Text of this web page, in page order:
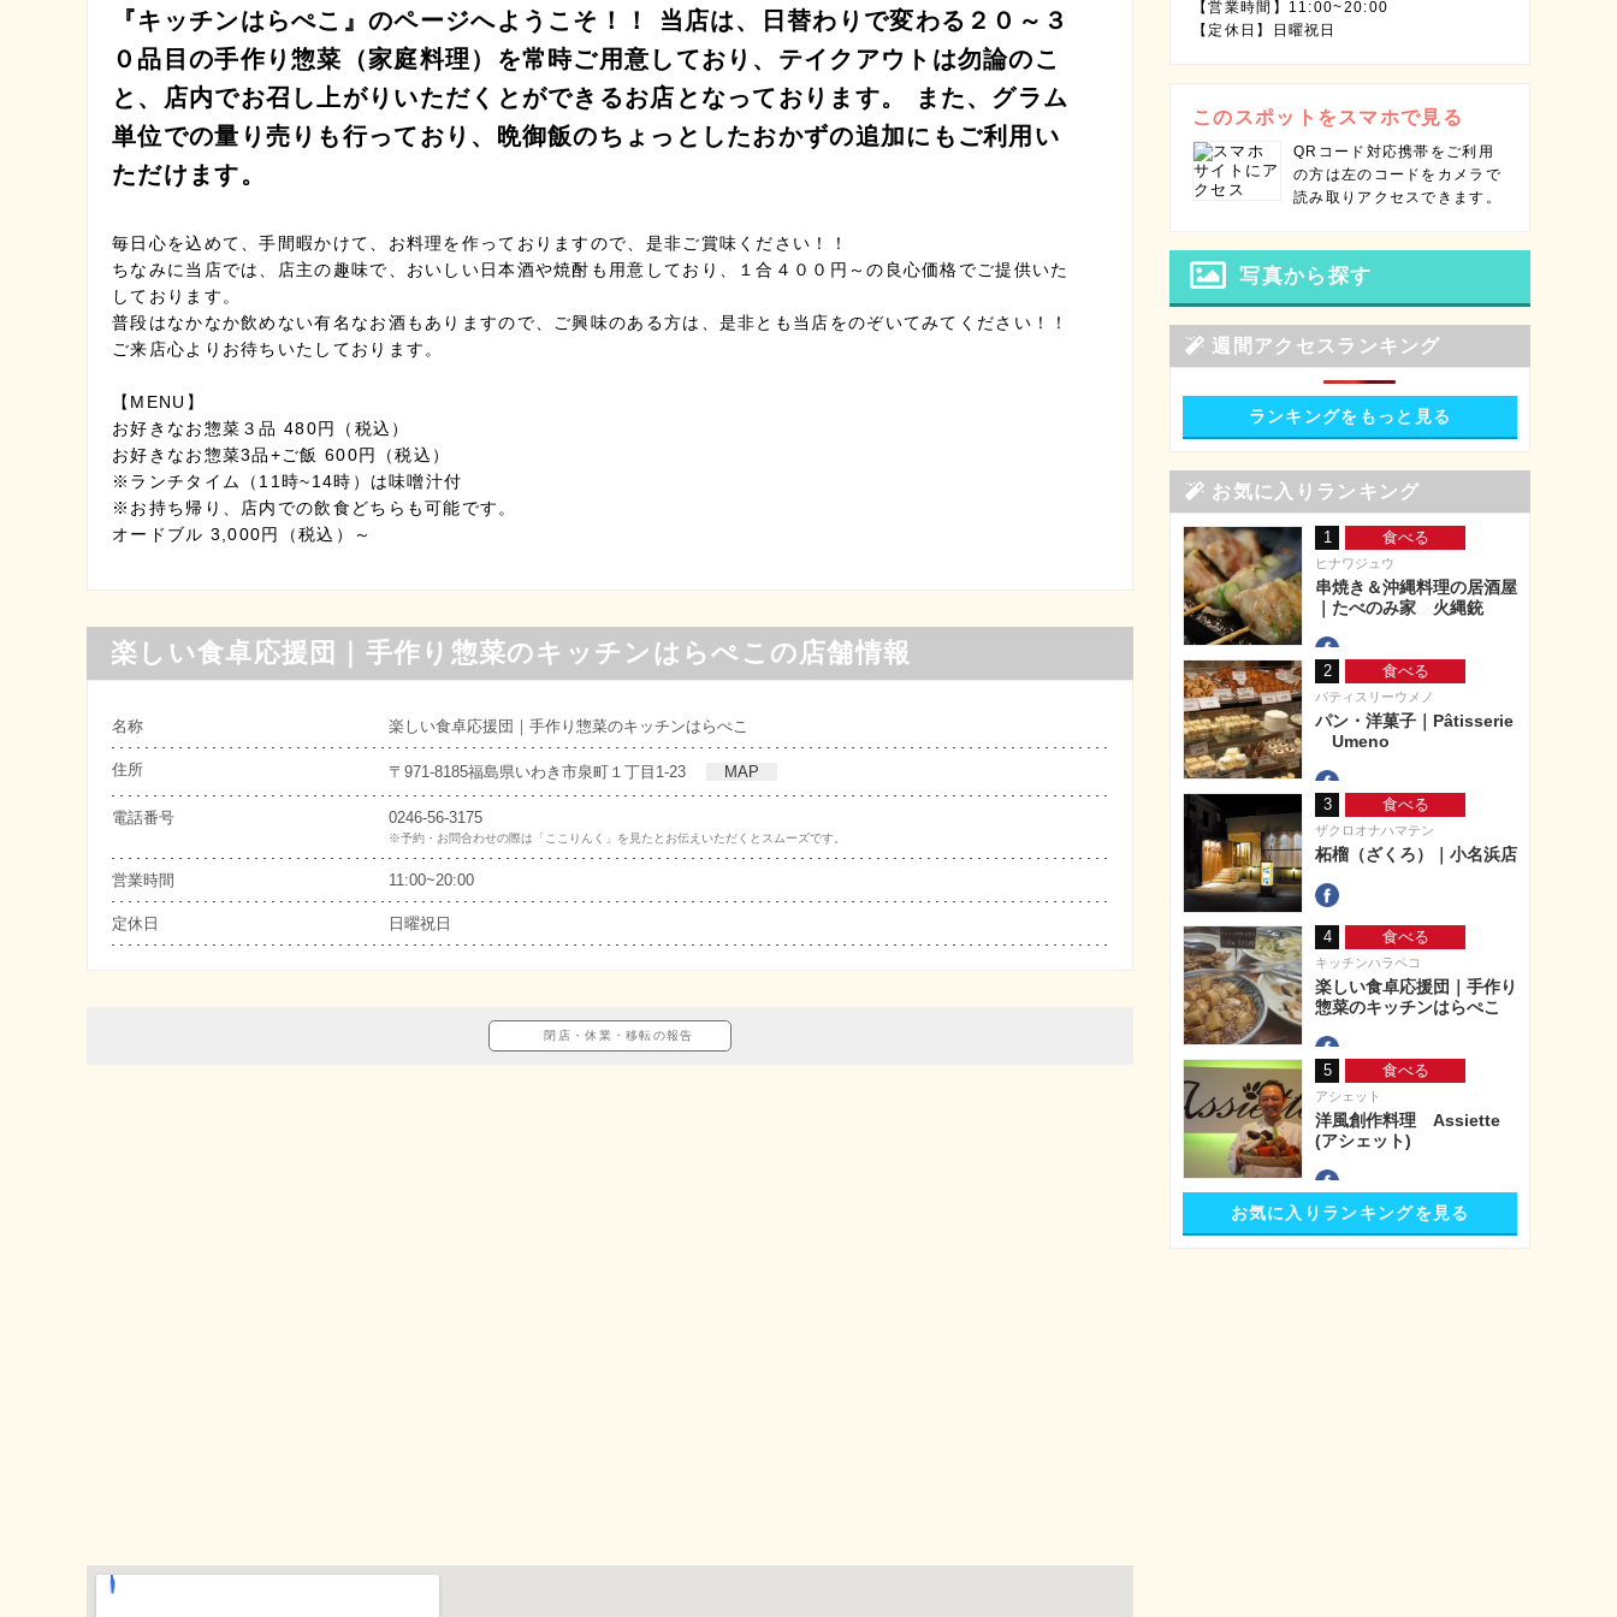
『キッチンはらぺこ』のページへようこそ！！ 当店は、日替わりで変わる２０～３
０品目の手作り惣菜（家庭料理）を常時ご用意しており、テイクアウトは勿論のこ
と、店内でお召し上がりいただくとができるお店となっております。 また、グラム
単位での量り売りも行っており、晩御飯のちょっとしたおかずの追加にもご利用い
ただけます。
毎日心を込めて、手間暇かけて、お料理を作っておりますので、是非ご賞味ください！！
ちなみに当店では、店主の趣味で、おいしい日本酒や焼酎も用意しており、１合４００円～の良心価格でご提供いた
しております。
普段はなかなか飲めない有名なお酒もありますので、ご興味のある方は、是非とも当店をのぞいてみてください！！
ご来店心よりお待ちいたしております。
【MENU】
お好きなお惣菜３品 480円（税込）
お好きなお惣菜3品+ご飯 600円（税込）
※ランチタイム（11時~14時）は味噌汁付
※お持ち帰り、店内での飲食どちらも可能です。
オードブル 3,000円（税込）～
楽しい食卓応援団｜手作り惣菜のキッチンはらぺこの店舗情報
名称 楽しい食卓応援団｜手作り惣菜のキッチンはらぺこ
住所 〒971-8185福島県いわき市泉町１丁目1-23 MAP
電話番号 0246-56-3175
※予約・お問合わせの際は「ここりんく」を見たとお伝えいただくとスムーズです。
営業時間 11:00~20:00
定休日 日曜祝日
閉店・休業・移転の報告
【営業時間】11:00~20:00
【定休日】日曜祝日
このスポットをスマホで見る
QRコード対応携帯をご利用
の方は左のコードをカメラで
読み取りアクセスできます。
写真から探す
週間アクセスランキング
ランキングをもっと見る
お気に入りランキング
1 食べる
ヒナワジュウ
串焼き＆沖縄料理の居酒屋
｜たべのみ家 火縄銃
2 食べる
パティスリーウメノ
パン・洋菓子｜Pâtisserie
Umeno
3 食べる
ザクロオナハマテン
柘榴（ざくろ）｜小名浜店
4 食べる
キッチンハラペコ
楽しい食卓応援団｜手作り
惣菜のキッチンはらぺこ
5 食べる
アシェット
洋風創作料理 Assiette
(アシェット)
お気に入りランキングを見る